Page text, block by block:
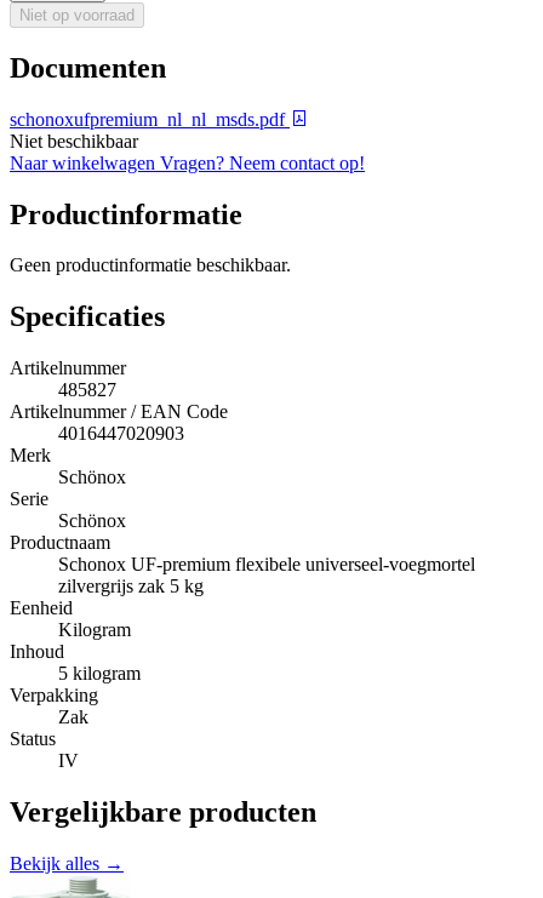
Niet op voorraad
Documenten
schonoxufpremium_nl_nl_msds.pdf
Niet beschikbaar
Naar winkelwagen Vragen? Neem contact op!
Productinformatie
Geen productinformatie beschikbaar.
Specificaties
Artikelnummer
485827
Artikelnummer / EAN Code
4016447020903
Merk
Schönox
Serie
Schönox
Productnaam
Schonox UF-premium flexibele universeel-voegmortel
zilvergrijs zak 5 kg
Eenheid
Kilogram
Inhoud
5 kilogram
Verpakking
Zak
Status
IV
Vergelijkbare producten
Bekijk alles →